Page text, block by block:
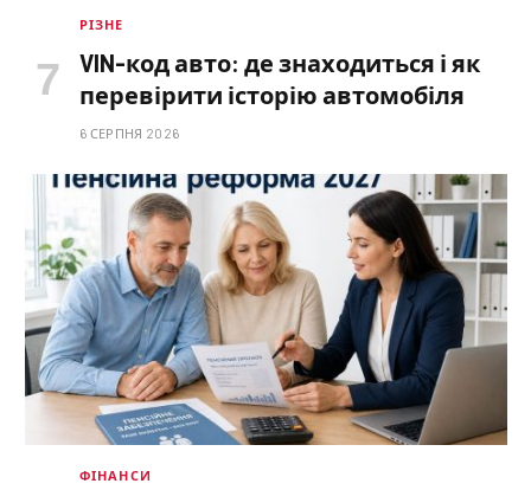
РІЗНЕ
VIN-код авто: де знаходиться і як
перевірити історію автомобіля
6 СЕРПНЯ 2026
ФІНАНСИ